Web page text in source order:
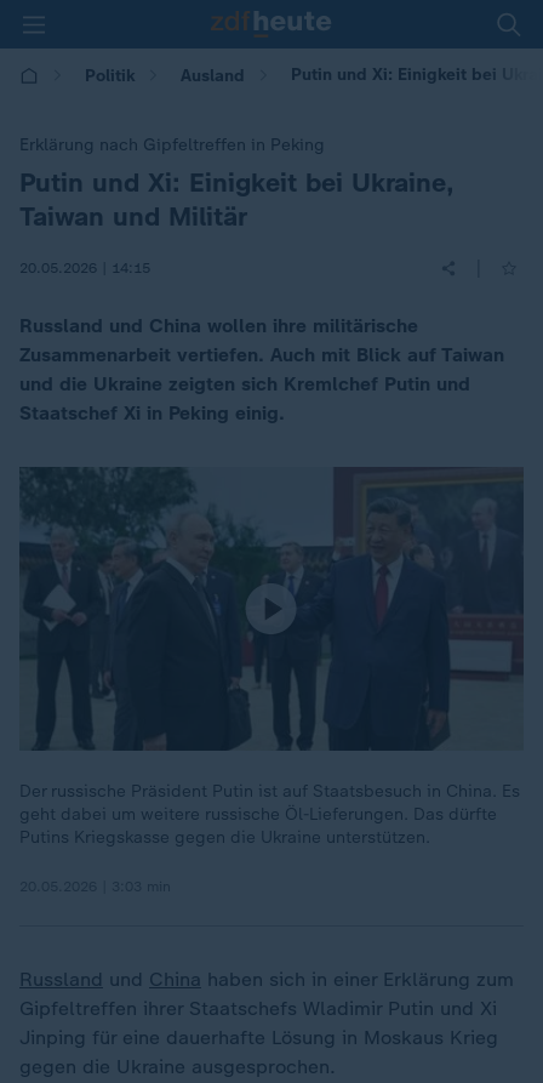
Politik Ausland Putin und Xi: Einigkeit bei
Erklärung nach Gipfeltreffen in Peking
:Putin und Xi: Einigkeit bei Ukraine,
Taiwan und Militär
20.05.2026 | 14:15
Russland und China wollen ihre militärische
Zusammenarbeit vertiefen. Auch mit Blick auf Taiwan
und die Ukraine zeigten sich Kremlchef Putin und
Staatschef Xi in Peking einig.
Der russische Präsident Putin ist auf Staatsbesuch in China. Es
geht dabei um weitere russische Öl-Lieferungen. Das dürfte
Putins Kriegskasse gegen die Ukraine unterstützen.
Russland und China haben sich in einer Erklärung zum
Gipfeltreffen ihrer Staatschefs Wladimir Putin und Xi
Jinping für eine dauerhafte Lösung in Moskaus Krieg
gegen die Ukraine ausgesprochen.